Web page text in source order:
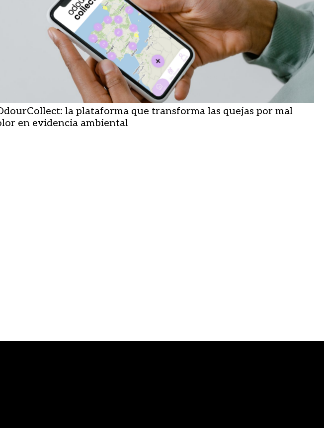
la plataforma que transforma las quejas por mal
en evidencia ambiental